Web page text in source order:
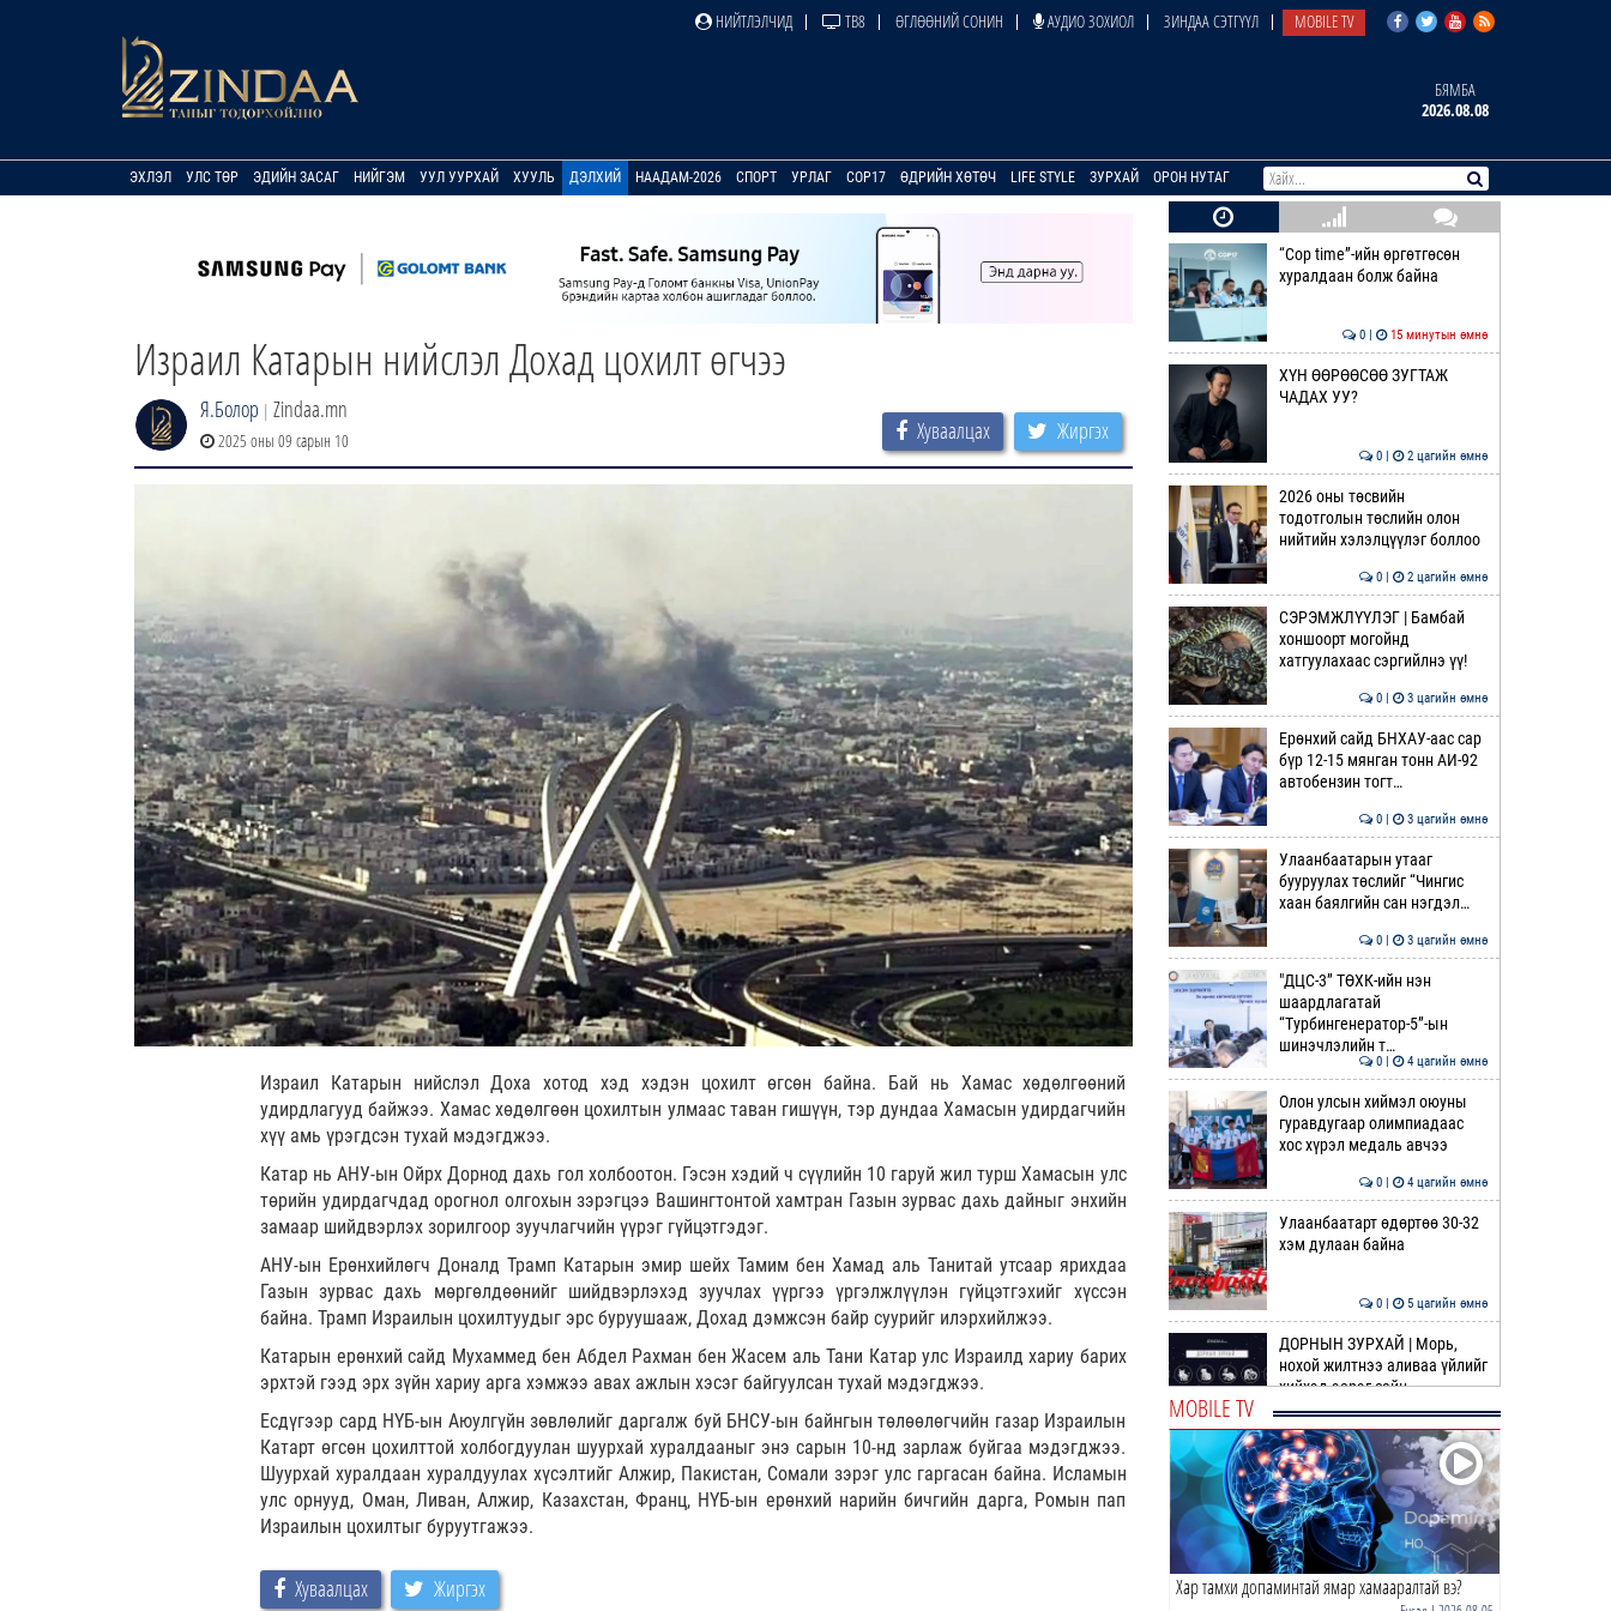
НИЙТЛЭЛЧИД ТВ8 ӨГЛӨӨНИЙ СОНИН АУДИО ЗОХИОЛ ЗИНДАА СЭТГҮҮЛ MOBILE TV
БЯМБА
2026.08.08
ЭХЛЭЛ УЛС ТӨР ЭДИЙН ЗАСАГ НИЙГЭМ УУЛ УУРХАЙ ХУУЛЬ ДЭЛХИЙ НААДАМ-2026 СПОРТ УРЛАГ COP17 ӨДРИЙН ХӨТӨЧ LIFE STYLE ЗУРХАЙ ОРОН НУТАГ
Израил Катарын нийслэл Дохад цохилт өгчээ
Я.Болор | Zindaa.mn
2025 оны 09 сарын 10 Хуваалцах Жиргэх
Израил Катарын нийслэл Доха хотод хэд хэдэн цохилт өгсөн байна. Бай нь Хамас хөдөлгөөний
удирдлагууд байжээ. Хамас хөдөлгөөн цохилтын улмаас таван гишүүн, тэр дундаа Хамасын удирдагчийн
хүү амь үрэгдсэн тухай мэдэгджээ.
Катар нь АНУ-ын Ойрх Дорнод дахь гол холбоотон. Гэсэн хэдий ч сүүлийн 10 гаруй жил турш Хамасын улс
төрийн удирдагчдад орогнол олгохын зэрэгцээ Вашингтонтой хамтран Газын зурвас дахь дайныг энхийн
замаар шийдвэрлэх зорилгоор зуучлагчийн үүрэг гүйцэтгэдэг.
АНУ-ын Ерөнхийлөгч Доналд Трамп Катарын эмир шейх Тамим бен Хамад аль Танитай утсаар ярихдаа
Газын зурвас дахь мөргөлдөөнийг шийдвэрлэхэд зуучлах үүргээ үргэлжлүүлэн гүйцэтгэхийг хүссэн
байна. Трамп Израилын цохилтуудыг эрс буруушааж, Дохад дэмжсэн байр суурийг илэрхийлжээ.
Катарын ерөнхий сайд Мухаммед бен Абдел Рахман бен Жасем аль Тани Катар улс Израилд хариу барих
эрхтэй гээд эрх зүйн хариу арга хэмжээ авах ажлын хэсэг байгуулсан тухай мэдэгджээ.
Есдүгээр сард НҮБ-ын Аюулгүйн зөвлөлийг даргалж буй БНСУ-ын байнгын төлөөлөгчийн газар Израилын
Катарт өгсөн цохилттой холбогдуулан шуурхай хуралдааныг энэ сарын 10-нд зарлаж буйгаа мэдэгджээ.
Шуурхай хуралдаан хуралдуулах хүсэлтийг Алжир, Пакистан, Сомали зэрэг улс гаргасан байна. Исламын
улс орнууд, Оман, Ливан, Алжир, Казахстан, Франц, НҮБ-ын ерөнхий нарийн бичгийн дарга, Ромын пап
Израилын цохилтыг буруутгажээ.
Хуваалцах Жиргэх
“Cop time”-ийн өргөтгөсөн
хуралдаан болж байна
0 | 15 минутын өмнө
ХҮН ӨӨРӨӨСӨӨ ЗУГТАЖ
ЧАДАХ УУ?
0 | 2 цагийн өмнө
2026 оны төсвийн
тодотголын төслийн олон
нийтийн хэлэлцүүлэг боллоо
0 | 2 цагийн өмнө
СЭРЭМЖЛҮҮЛЭГ | Бамбай
хоншоорт могойнд
хатгуулахаас сэргийлнэ үү!
0 | 3 цагийн өмнө
Ерөнхий сайд БНХАУ-аас сар
бүр 12-15 мянган тонн АИ-92
автобензин тогт…
0 | 3 цагийн өмнө
Улаанбаатарын утааг
бууруулах төслийг “Чингис
хаан баялгийн сан нэгдэл…
0 | 3 цагийн өмнө
"ДЦС-3” ТӨХК-ийн нэн
шаардлагатай
“Турбингенератор-5”-ын
шинэчлэлийн т…
0 | 4 цагийн өмнө
Олон улсын хиймэл оюуны
гуравдугаар олимпиадаас
хос хүрэл медаль авчээ
0 | 4 цагийн өмнө
Улаанбаатарт өдөртөө 30-32
хэм дулаан байна
0 | 5 цагийн өмнө
ДОРНЫН ЗУРХАЙ | Морь,
нохой жилтнээ аливаа үйлийг
хийхэд эерэг сайн
ӨГЛӨӨНИЙ МЭНД!
0 | 6 цагийн өмнө
Барселона | Солилцоо
MOBILE TV
Хар тамхи допаминтай ямар хамааралтай вэ?